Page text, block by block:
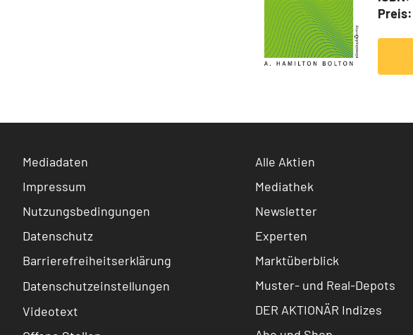
Preis:
Mediadaten
Impressum
Nutzungsbedingungen
Datenschutz
Barrierefreiheitserklärung
Datenschutzeinstellungen
Videotext
Alle Aktien
Mediathek
Newsletter
Experten
Marktüberblick
Muster- und Real-Depots
DER AKTIONÄR Indizes